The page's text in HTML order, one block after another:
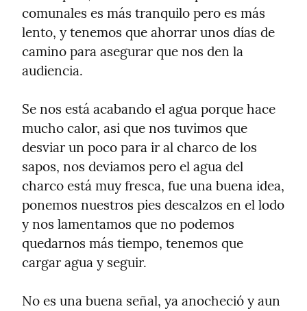
comunales es más tranquilo pero es más
lento, y tenemos que ahorrar unos días de
camino para asegurar que nos den la
audiencia.
Se nos está acabando el agua porque hace
mucho calor, asi que nos tuvimos que
desviar un poco para ir al charco de los
sapos, nos deviamos pero el agua del
charco está muy fresca, fue una buena idea,
ponemos nuestros pies descalzos en el lodo
y nos lamentamos que no podemos
quedarnos más tiempo, tenemos que
cargar agua y seguir.
No es una buena señal, ya anocheció y aun